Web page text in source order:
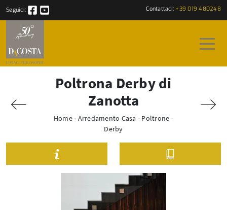
Seguici: Contattaci: +39 019 480248
Poltrona Derby di
Zanotta
Home- Arredamento Casa - Poltrone -
Derby